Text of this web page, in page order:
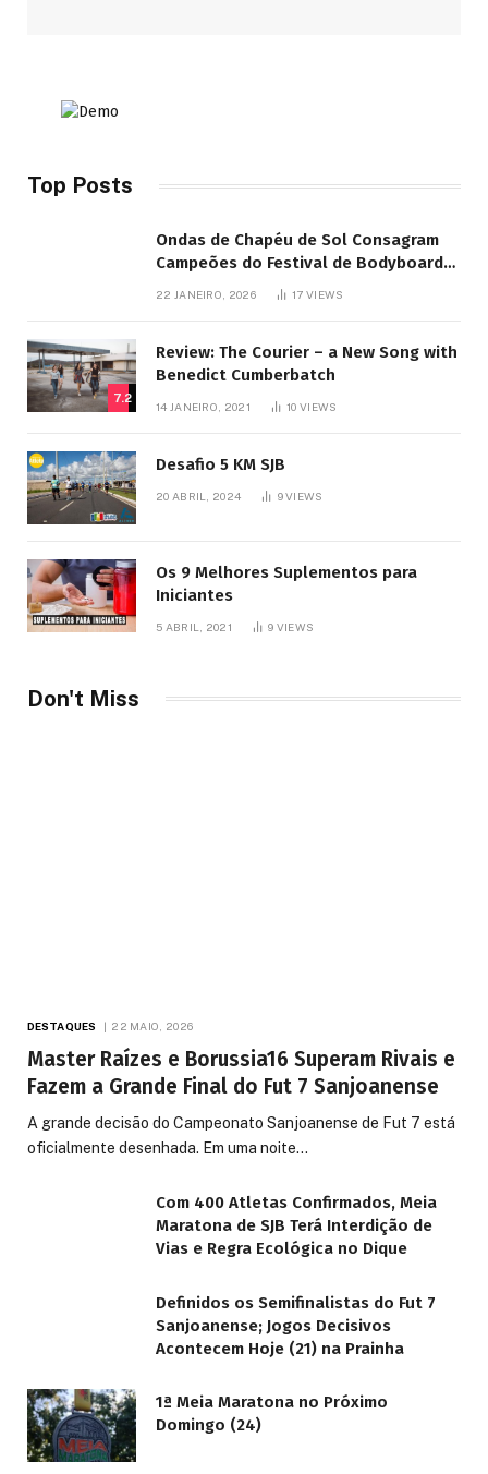
Top Posts
Ondas de Chapéu de Sol Consagram
Campeões do Festival de Bodyboard
22 JANEIRO, 2026 17VIEWS
7.2
Review: The Courier – a New Song with
Benedict Cumberbatch
14 JANEIRO, 2021 10VIEWS
Desafio 5 KM SJB
20 ABRIL, 2024 9VIEWS
Os 9 Melhores Suplementos para
Iniciantes
5 ABRIL, 2021 9 VIEWS
Don't Miss
DESTAQUES 22 MAIO, 2026
Master Raízes e Borussia16 Superam Rivais e
Fazem a Grande Final do Fut 7 Sanjoanense
A grande decisão do Campeonato Sanjoanense de Fut 7 está
oficialmente desenhada. Em uma noite…
Com 400 Atletas Confirmados, Meia
Maratona de SJB Terá Interdição de
Vias e Regra Ecológica no Dique
Definidos os Semifinalistas do Fut 7
Sanjoanense; Jogos Decisivos
Acontecem Hoje (21) na Prainha
1ª Meia Maratona no Próximo
Domingo (24)